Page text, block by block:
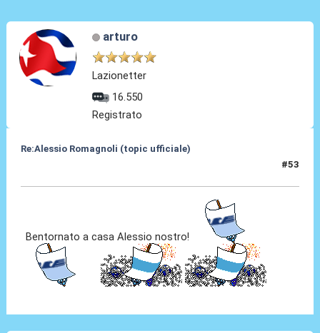
arturo
Lazionetter
16.550
Registrato
Re:Alessio Romagnoli (topic ufficiale)
#53
Bentornato a casa Alessio nostro!